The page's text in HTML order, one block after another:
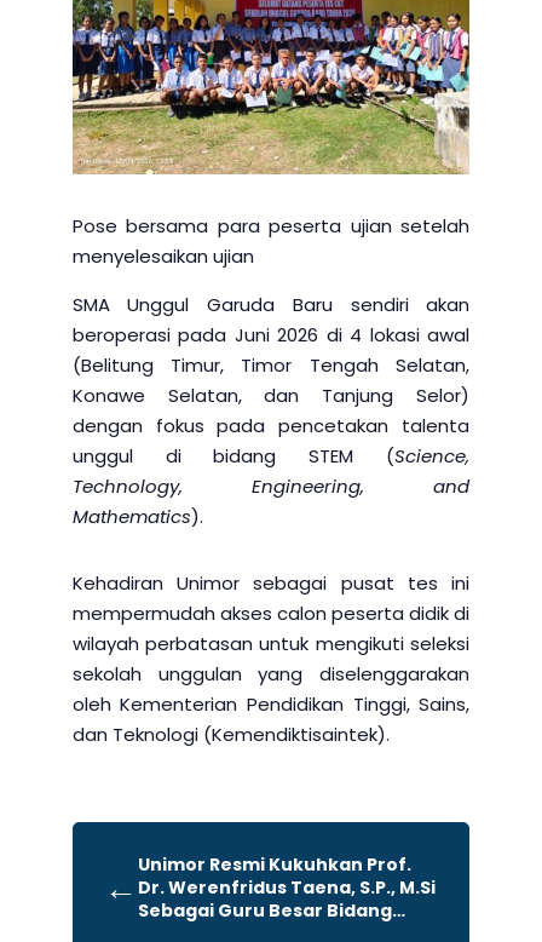
Pose bersama para peserta ujian setelah
menyelesaikan ujian
SMA Unggul Garuda Baru sendiri akan
beroperasi pada Juni 2026 di 4 lokasi awal
(Belitung Timur, Timor Tengah Selatan,
Konawe Selatan, dan Tanjung Selor)
dengan fokus pada pencetakan talenta
unggul di bidang STEM (Science,
Technology, Engineering, and
Mathematics).
Kehadiran Unimor sebagai pusat tes ini
mempermudah akses calon peserta didik di
wilayah perbatasan untuk mengikuti seleksi
sekolah unggulan yang diselenggarakan
oleh Kementerian Pendidikan Tinggi, Sains,
dan Teknologi (Kemendiktisaintek).
← Unimor Resmi Kukuhkan Prof.
Dr. Werenfridus Taena, S.P., M.Si
Sebagai Guru Besar Bidang